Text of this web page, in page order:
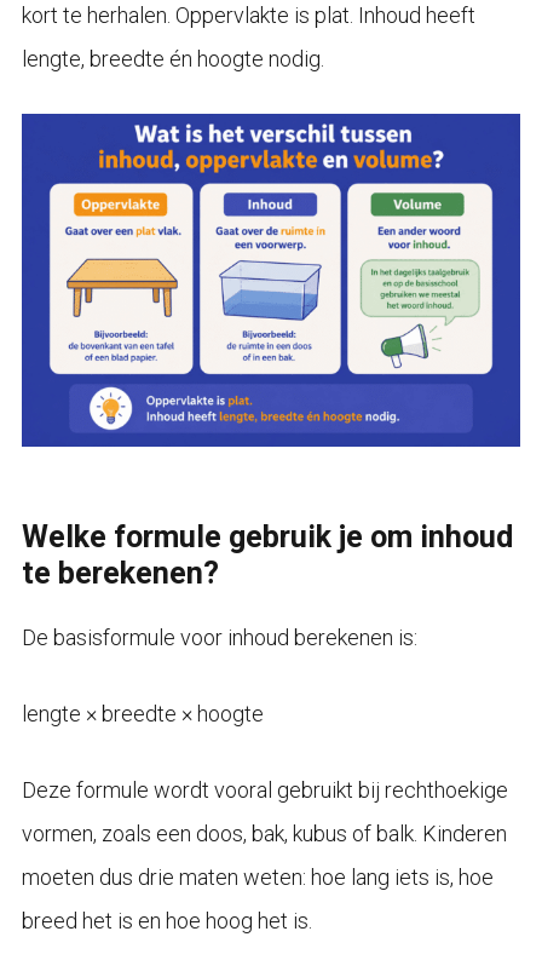
kort te herhalen. Oppervlakte is plat. Inhoud heeft
lengte, breedte én hoogte nodig.
Welke formule gebruik je om inhoud
te berekenen?
De basisformule voor inhoud berekenen is:
lengte × breedte × hoogte
Deze formule wordt vooral gebruikt bij rechthoekige
vormen, zoals een doos, bak, kubus of balk. Kinderen
moeten dus drie maten weten: hoe lang iets is, hoe
breed het is en hoe hoog het is.